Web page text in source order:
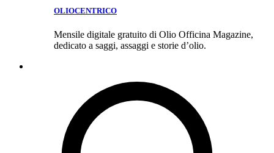
OLIOCENTRICO
Mensile digitale gratuito di Olio Officina Magazine,
dedicato a saggi, assaggi e storie d’olio.